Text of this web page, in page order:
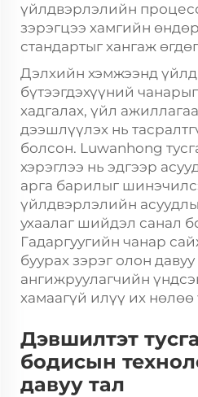
үйлдвэрлэлийн
зэрэгцээ хамгийн
стандартыг хангаж
Дэлхийн хэмжээнд
бүтээгдэхүүний
хадгалах, үйл
дээшлүүлэх нь
болсон. Luwanhong
хэрэглээ нь эдгээр
арга барилыг
үйлдвэрлэлийн
ухаалаг шийдэл санал
Гадаргуугийн чанар
буурах зэрэг олон
ангижруулагчийн
хамаагүй илүү их
Дэвшилтэт
бодисын
давуу тал